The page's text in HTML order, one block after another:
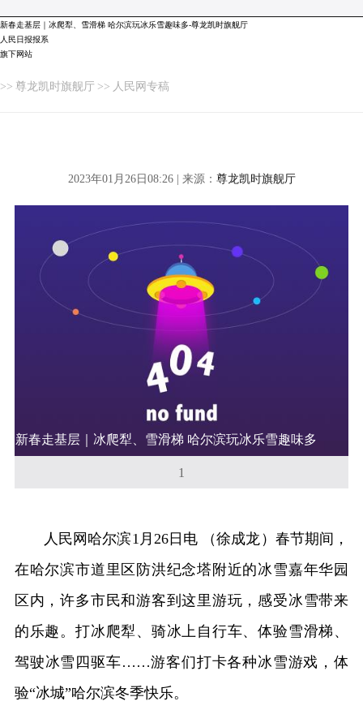
新春走基层｜冰爬犁、雪滑梯 哈尔滨玩冰乐雪趣味多-尊龙凯时旗舰厅
人民日报报系
旗下网站
>> 尊龙凯时旗舰厅 >> 人民网专稿
2023年01月26日08:26 | 来源： 尊龙凯时旗舰厅
新春走基层｜冰爬犁、雪滑梯 哈尔滨玩冰乐雪趣味多
1
人民网哈尔滨1月26日电 （徐成龙）春节期间，
在哈尔滨市道里区防洪纪念塔附近的冰雪嘉年华园
区内，许多市民和游客到这里游玩，感受冰雪带来
的乐趣。打冰爬犁、骑冰上自行车、体验雪滑梯、
驾驶冰雪四驱车……游客们打卡各种冰雪游戏，体
验“冰城”哈尔滨冬季快乐。